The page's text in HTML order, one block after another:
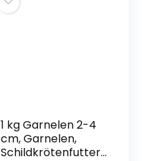
1 kg Garnelen 2-4
cm, Garnelen,
Schildkrötenfutter,